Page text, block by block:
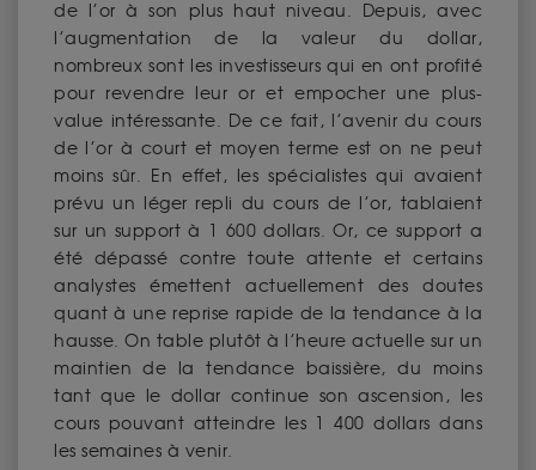
de l’or à son plus haut niveau. Depuis, avec
l’augmentation de la valeur du dollar,
nombreux sont les investisseurs qui en ont profité
pour revendre leur or et empocher une plus-
value intéressante. De ce fait, l’avenir du cours
de l’or à court et moyen terme est on ne peut
moins sûr. En effet, les spécialistes qui avaient
prévu un léger repli du cours de l’or, tablaient
sur un support à 1 600 dollars. Or, ce support a
été dépassé contre toute attente et certains
analystes émettent actuellement des doutes
quant à une reprise rapide de la tendance à la
hausse. On table plutôt à l’heure actuelle sur un
maintien de la tendance baissière, du moins
tant que le dollar continue son ascension, les
cours pouvant atteindre les 1 400 dollars dans
les semaines à venir.